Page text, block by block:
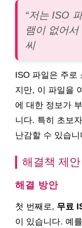
“저는 ISO
램이 없어
씨
ISO 파일은 주로
지만, 이 파일을
에 대한 정보가
니다. 특히 초보
난감할 수 있습니
해결책 제안
해결 방안
첫 번째로, 무료
이 있습니다. 예를